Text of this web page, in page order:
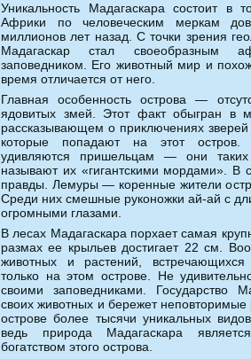
Уникальность Мадагаскара состоит в
Африки по человеческим меркам
миллионов лет назад. С точки зрения
Мадагаскар стал своеобразным
заповедником. Его животный мир и
время отличается от него.
Главная особенность острова —
ядовитых змей. Этот факт обыгран в
рассказывающем о приключениях зверей
которые попадают на этот
удивляются пришельцам — они
называют их «гигантскими мордами». В
правды. Лемуры — коренные жители
Среди них смешные руконожки ай-ай с
огромными глазами.
В лесах Мадагаскара порхает самая
размах ее крыльев достигает 22 см.
животных и растений,
только на этом острове. Не
своими заповедниками. Государство
своих животных и бережет
острове более тысячи уникальных
ведь природа Мадагаскара
богатством этого острова.